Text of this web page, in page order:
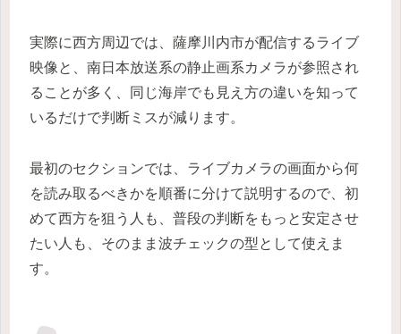
実際に西方周辺では、薩摩川内市が配信するライブ
映像と、南日本放送系の静止画系カメラが参照され
ることが多く、同じ海岸でも見え方の違いを知って
いるだけで判断ミスが減ります。
最初のセクションでは、ライブカメラの画面から何
を読み取るべきかを順番に分けて説明するので、初
めて西方を狙う人も、普段の判断をもっと安定させ
たい人も、そのまま波チェックの型として使えま
す。